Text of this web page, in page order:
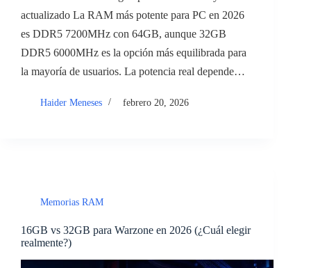
actualizado La RAM más potente para PC en 2026
es DDR5 7200MHz con 64GB, aunque 32GB
DDR5 6000MHz es la opción más equilibrada para
la mayoría de usuarios. La potencia real depende…
Haider Meneses febrero 20, 2026
Memorias RAM
16GB vs 32GB para Warzone en 2026 (¿Cuál elegir
realmente?)